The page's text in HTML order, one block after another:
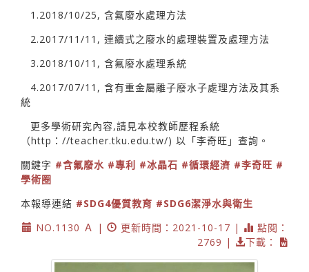
1.2018/10/25, 含氟廢水處理方法
2.2017/11/11, 連續式之廢水的處理裝置及處理方法
3.2018/10/11, 含氟廢水處理系統
4.2017/07/11, 含有重金屬離子廢水子處理方法及其系
統
更多學術研究內容,請見本校教師歷程系統
（http：//teacher.tku.edu.tw/) 以「李奇旺」查詢。
關鍵字 #含氟廢水 #專利 #冰晶石 #循環經濟 #李奇旺 #
學術圈
本報導連結 #SDG4優質教育 #SDG6潔淨水與衛生
NO.1130 Ａ |
更新時間：2021-10-17 |
點閱：
2769 |
下載：